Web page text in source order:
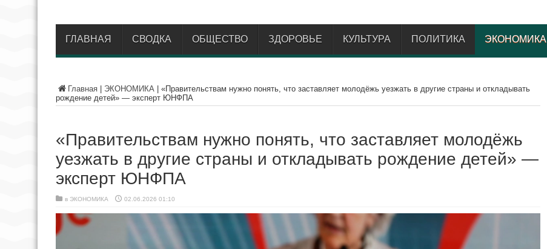
ГЛАВНАЯ СВОДКА ОБЩЕСТВО ЗДОРОВЬЕ КУЛЬТУРА ПОЛИТИКА ЭКОНОМИКА
Главная ЭКОНОМИКА
«Правительствам нужно понять, что заставляет молодёжь уезжать в другие страны и откладывать
рождение детей» — эксперт ЮНФПА
«Правительствам нужно понять, что заставляет молодёжь
уезжать в другие страны и откладывать рождение детей» —
эксперт ЮНФПА
в ЭКОНОМИКА 02.06.2026 01:10